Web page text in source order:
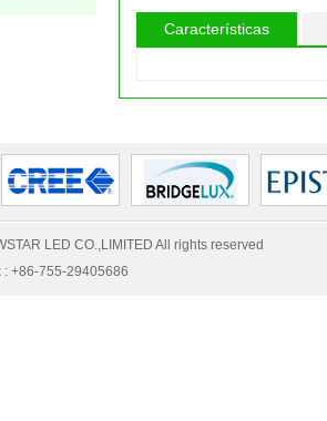
Características
LED CO.,LIMITED All rights reserved
: +86-755-29405686